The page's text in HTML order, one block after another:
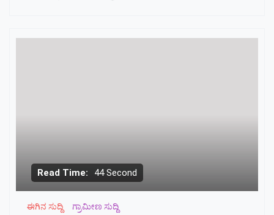
Read Time: 44 Second
ಈಗಿನ ಸುದ್ದಿ ಗ್ರಾಮೀಣ ಸುದ್ದಿ